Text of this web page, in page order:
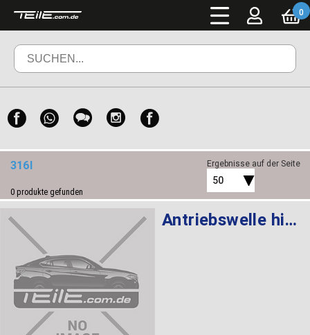
0
316I
0 produkte gefunden
Ergebnisse auf der Seite
50
Antriebswelle hinten rechts